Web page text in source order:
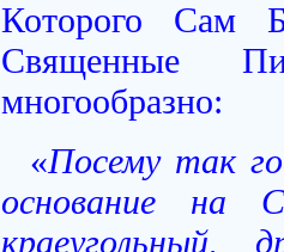
Которого Сам
Священные
многообразно:
«Посему так
основание на
краеугольный,